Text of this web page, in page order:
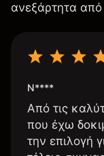
ανεξάρτητα από
N****
Από τις
που έχω
την επιλογή